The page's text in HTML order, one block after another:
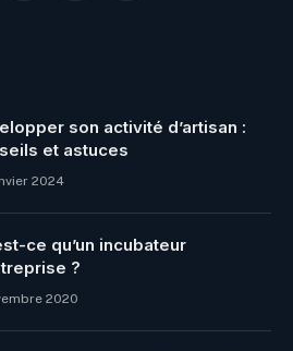
son activité d’artisan :
et astuces
2024
ce qu’un incubateur
?
2020